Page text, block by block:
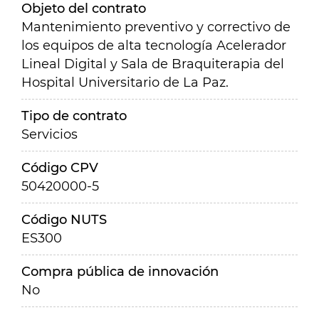
Objeto del contrato
Mantenimiento preventivo y correctivo de
los equipos de alta tecnología Acelerador
Lineal Digital y Sala de Braquiterapia del
Hospital Universitario de La Paz.
Tipo de contrato
Servicios
Código CPV
50420000-5
Código NUTS
ES300
Compra pública de innovación
No